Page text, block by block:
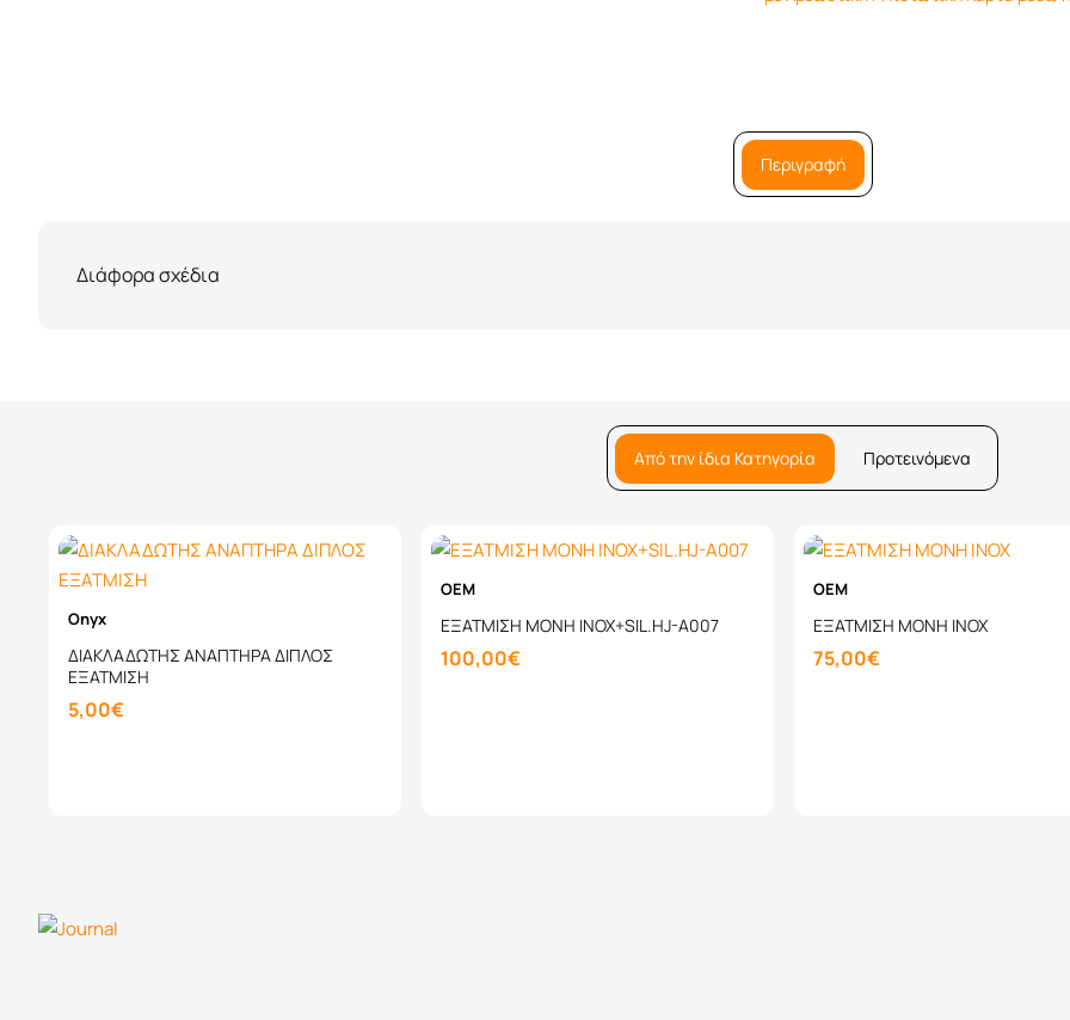
Περιγραφή
Διάφορα σχέδια
Από την ίδια Κατηγορία Προτεινόμενα
Onyx
ΔΙΑΚΛΑΔΩΤΗΣ ΑΝΑΠΤΗΡΑ ΔΙΠΛΟΣ
ΕΞΑΤΜΙΣΗ
5,00€
OEM
ΕΞΑΤΜΙΣΗ ΜΟΝΗ INOX+SIL.HJ-A007
100,00€
OEM
ΕΞΑΤΜΙΣΗ ΜΟΝΗ ΙΝΟΧ
75,00€